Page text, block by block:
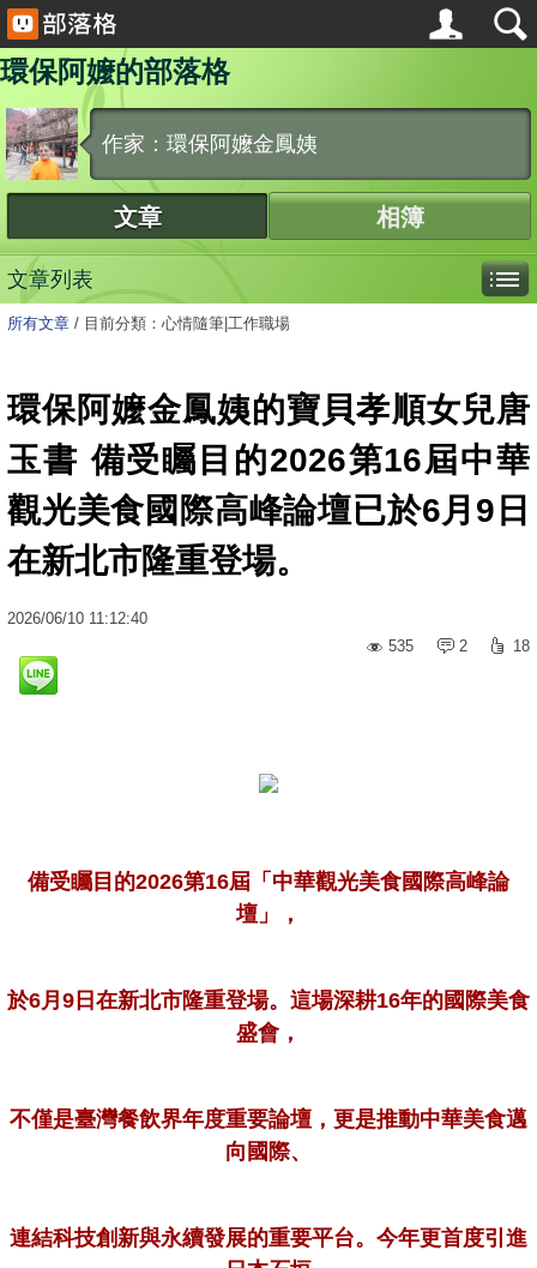
環保阿嬤的部落格
作家：環保阿嬤金鳳姨
文章 相簿
文章列表
所有文章 / 目前分類：心情隨筆|工作職場
環保阿嬤金鳳姨的寶貝孝順女兒唐
玉書 備受矚目的2026第16屆中華
觀光美食國際高峰論壇已於6月9日
在新北市隆重登場。
2026/06/10 11:12:40
535
2 18
備受矚目的2026第16屆「中華觀光美食國際高峰論
壇」，
於6月9日在新北市隆重登場。這場深耕16年的國際美食
盛會，
不僅是臺灣餐飲界年度重要論壇，更是推動中華美食邁
向國際、
連結科技創新與永續發展的重要平台。今年更首度引進